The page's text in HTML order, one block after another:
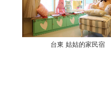
台東 姑姑的家民宿